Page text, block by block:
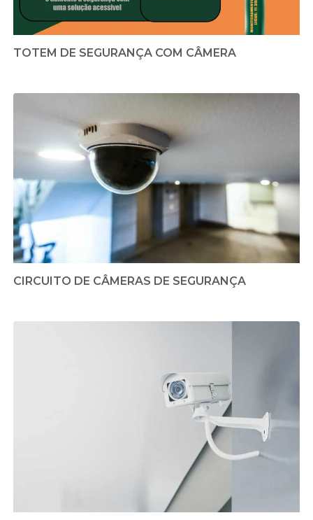
TOTEM DE SEGURANÇA COM CÂMERA
CIRCUITO DE CÂMERAS DE SEGURANÇA